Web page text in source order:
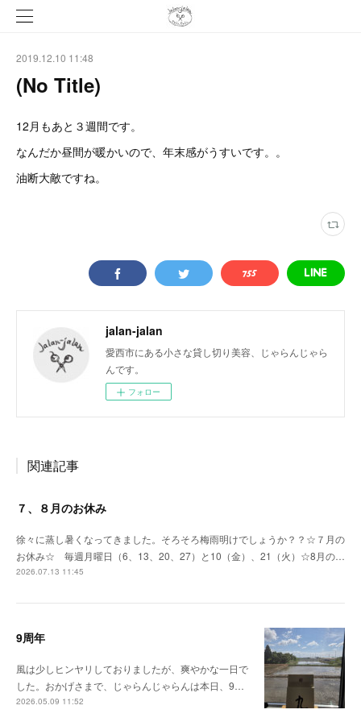
2019.12.10 11:48
(No Title)
12月もあと３週間です。
なんだか昼間が暖かいので、年末感がうすいです。。
油断大敵ですね。
jalan-jalan
愛西市にある小さな貸し切り美容、じゃらんじゃら
んです。
フォロー
関連記事
７、８月のお休み
徐々に蒸し暑くなってきました。そろそろ梅雨明けでしょうか？？☆７月の
お休み☆ 毎週月曜日（6、13、20、27）と10（金）、21（火）☆8月の…
2026.07.13 11:45
9周年
風は少しヒンヤリしておりましたが、爽やかな一日で
した。おかげさまで、じゃらんじゃらんは本日、9…
2026.05.09 11:52